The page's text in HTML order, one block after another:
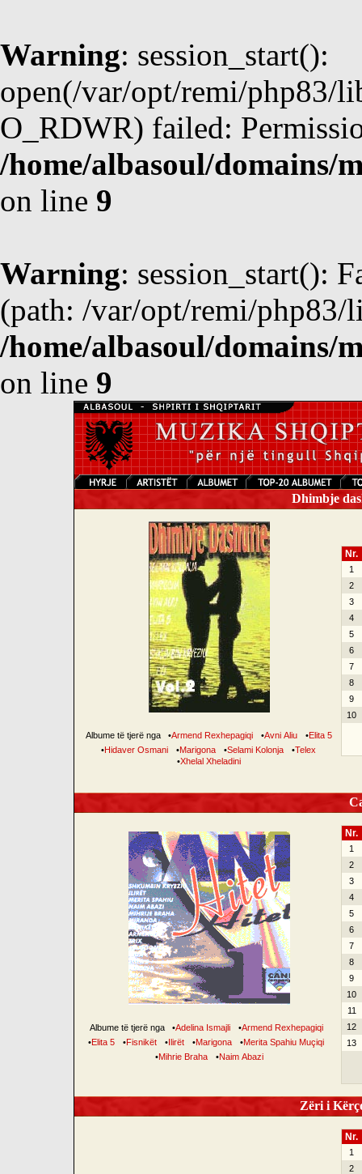
Warning: session_start():
open(/var/opt/remi/php83/
O_RDWR) failed:
/home/albasoul/domains/
on line 9
Warning: session_start():
(path: /var/opt/remi/php83/
/home/albasoul/domains/
on line 9
Dhimbje
Albume të tjerë nga •Armend Rexhepagiqi •Avni Aliu •Elita 5
•Hidaver Osmani •Marigona •Selami Kolonja •Telex
•Xhelal Xheladini
Nr.
1
2
3
4
5
6
7
8
9
10
Albume të tjerë nga •Adelina Ismajli •Armend Rexhepagiqi
•Elita 5 •Fisnikët •Ilirët •Marigona •Merita Spahiu Muçiqi
•Mihrie Braha •Naim Abazi
Nr.
1
2
3
4
5
6
7
8
9
10
11
12
13
Zëri i
Nr.
1
2